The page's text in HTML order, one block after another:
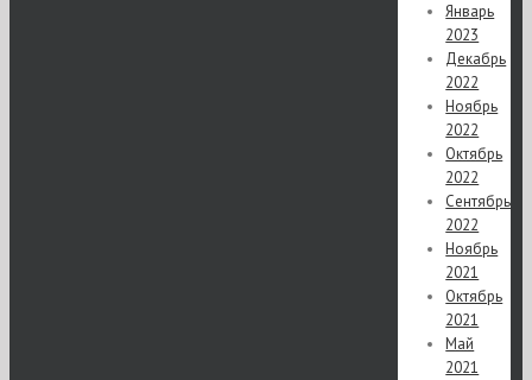
Январь
2023
Декабрь
2022
Ноябрь
2022
Октябрь
2022
Сентябрь
2022
Ноябрь
2021
Октябрь
2021
Май
2021